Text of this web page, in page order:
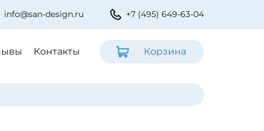
info@san-design.ru +7 (495) 649-63-04
Контакты Корзина